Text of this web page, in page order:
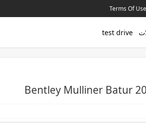
Terms Of Use
test drive